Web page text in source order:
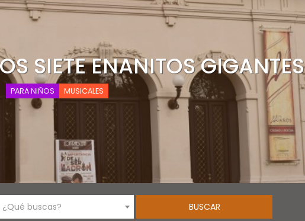
SIETE ENANITOS GIGANTES
PARA NIÑOS MUSICALES
¿Qué buscas?